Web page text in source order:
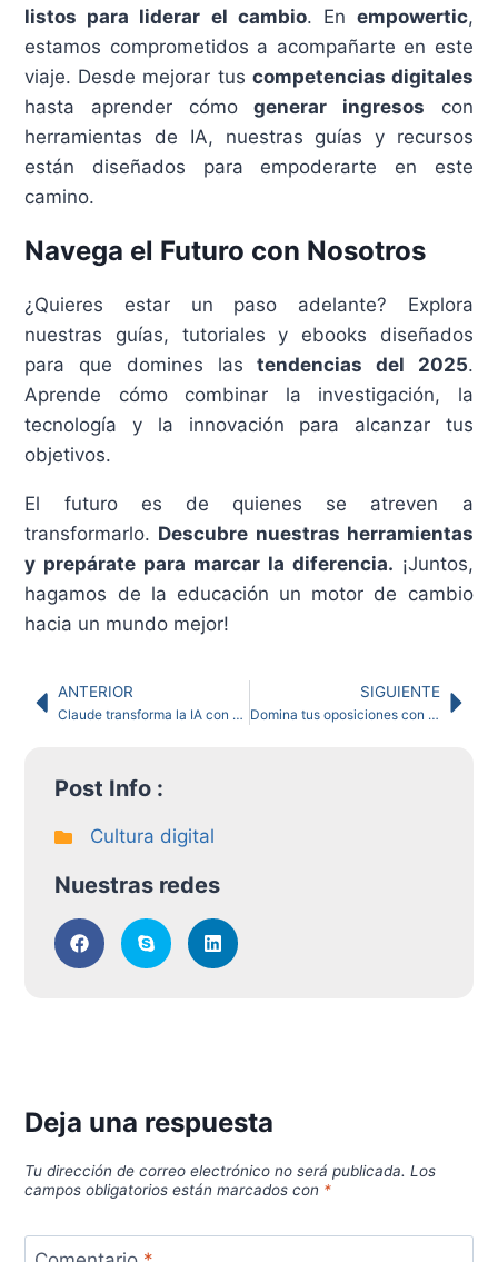
listos para liderar el cambio. En empowertic,
estamos comprometidos a acompañarte en este
viaje. Desde mejorar tus competencias digitales
hasta aprender cómogenerar ingresos con
herramientas de IA, nuestras guías y recursos
están diseñados para empoderarte en este
camino.
Navega el Futuro con Nosotros
¿Quieres estar un paso adelante? Explora
nuestras guías, tutoriales y ebooks diseñados
para que domines lastendencias del 2025.
Aprende cómo combinar la investigación, la
tecnología y la innovación para alcanzar tus
objetivos.
El futuro es de quienes se atreven a
transformarlo. Descubre nuestras herramientas
y prepárate para marcar la diferencia. ¡Juntos,
hagamos de la educación un motor de cambio
hacia un mundo mejor!
ANTERIOR
Claude transforma la IA con escritura personalizada
SIGUIENTE
Domina tus oposiciones con estas 7 técnicas de estudio infalibles
Post Info :
Cultura digital
Nuestras redes
Deja una respuesta
Tu dirección de correo electrónico no será publicada. Los
campos obligatorios están marcados con *